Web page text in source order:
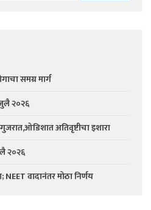
समग्र मार्ग
२०२६
गुजरात,ओडिशात अतिवृष्टीचा इशारा
२०२६
NEET वादानंतर मोठा निर्णय